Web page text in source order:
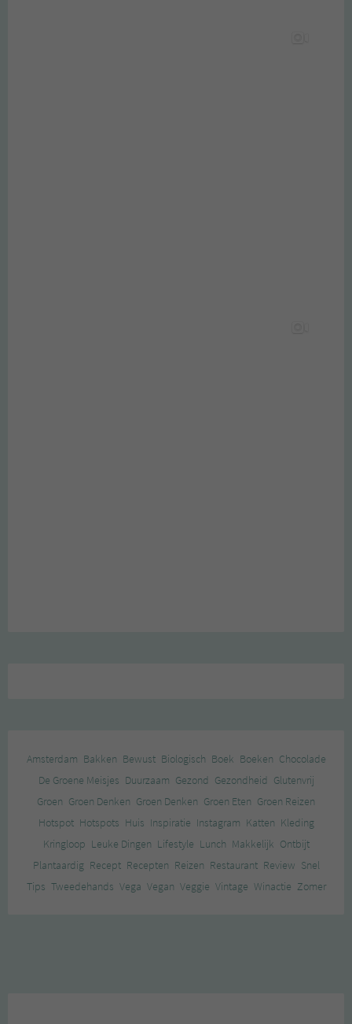
Amsterdam Bakken Bewust Biologisch Boek Boeken Chocolade
De Groene Meisjes Duurzaam Gezond Gezondheid Glutenvrij
Groen Groen Denken Groen Denken Groen Eten Groen Reizen
Hotspot Hotspots Huis Inspiratie Instagram Katten Kleding
Kringloop Leuke Dingen Lifestyle Lunch Makkelijk Ontbijt
Plantaardig Recept Recepten Reizen Restaurant Review Snel
Tips Tweedehands Vega Vegan Veggie Vintage Winactie Zomer